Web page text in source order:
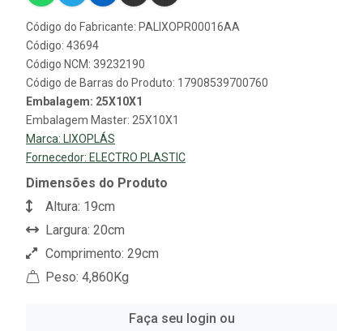
Código do Fabricante: PALIXOPR00016AA
Código: 43694
Código NCM: 39232190
Código de Barras do Produto: 17908539700760
Embalagem: 25X10X1
Embalagem Master: 25X10X1
Marca:
LIXOPLÁS
Fornecedor: ELECTRO PLASTIC
Dimensões do Produto
Altura: 19cm
Largura: 20cm
Comprimento: 29cm
Peso: 4,860Kg
Faça seu login ou